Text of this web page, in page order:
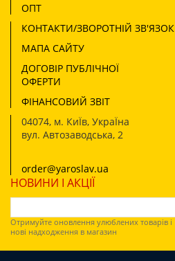
ОПТ
КОНТАКТИ/ЗВОРОТНІЙ ЗВ'ЯЗОК
МАПА САЙТУ
ДОГОВІР ПУБЛІЧНОЇ
ОФЕРТИ
ФІНАНСОВИЙ ЗВІТ
04074, м. КиЇв, УкраЇна
вул. Автозаводська, 2
order@yaroslav.ua
НОВИНИ І АКЦІЇ
Отримуйте оновлення улюблених товарів і
нові надходження в магазин